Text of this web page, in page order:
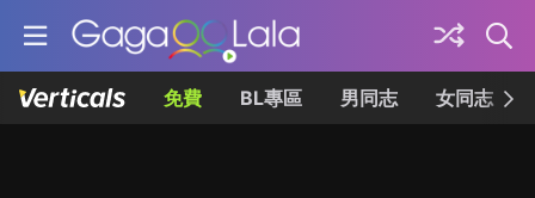
免費 BL專區 男同志 女同志